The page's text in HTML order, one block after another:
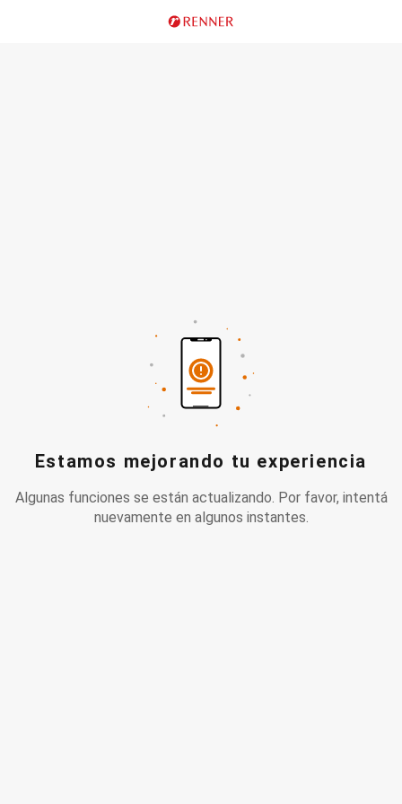
Estamos mejorando tu experiencia
Algunas funciones se están actualizando. Por favor, intentá
nuevamente en algunos instantes.